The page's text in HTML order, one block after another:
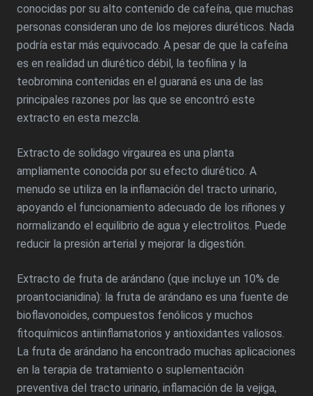
conocidas por su alto contenido de cafeína, que muchas
personas consideran uno de los mejores diuréticos. Nada
podría estar más equivocado. A pesar de que la cafeína
es en realidad un diurético débil, la teofilina y la
teobromina contenidas en el guaraná es una de las
principales razones por las que se encontró este
extracto en esta mezcla.
Extracto de solidago virgaurea es una planta
ampliamente conocida por su efecto diurético. A
menudo se utiliza en la inflamación del tracto urinario,
apoyando el funcionamiento adecuado de los riñones y
normalizando el equilibrio de agua y electrolitos. Puede
reducir la presión arterial y mejorar la digestión.
Extracto de fruta de arándano (que incluye un 10% de
proantocianidina): la fruta de arándano es una fuente de
bioflavonoides, compuestos fenólicos y muchos
fitoquímicos antiinflamatorios y antioxidantes valiosos.
La fruta de arándano ha encontrado muchas aplicaciones
en la terapia de tratamiento o suplementación
preventiva del tracto urinario, inflamación de la vejiga,